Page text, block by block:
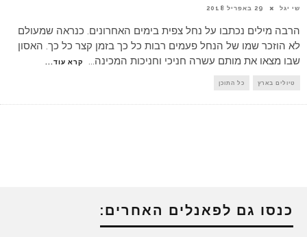
שי יגל 29 באפריל 2018
הרבה מילים נכתבו על נחל צפית בימים האחרונים. כנראה שמעולם
לא הוזכר שמו של הנחל פעמים רבות כל כך בזמן קצר כל כך. האסון
שבו מצאו את מותם עשרה חניכי וחניכות המכינה... קרא עוד...
טיולים בארץ כל התוכן
כנסו גם לפאנלים האחרים: